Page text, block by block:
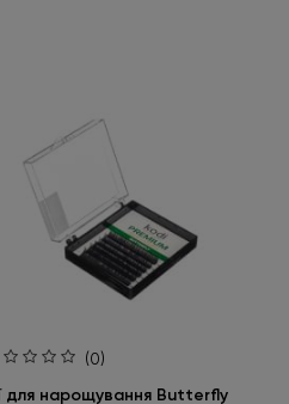
(0)
для нарощування Butterfly